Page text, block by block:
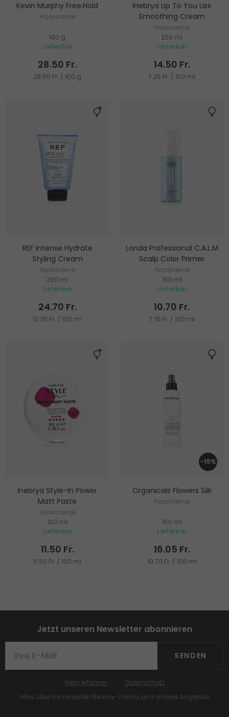
Kevin Murphy Free.Hold
Haarcreme
100 g
Lieferbar
28.50 Fr.
28.50 Fr. / 100 g
Inebrya Up To You Liss
Smoothing Cream
Haarcreme
200 ml
Lieferbar
14.50 Fr.
7.25 Fr. / 100 ml
REF Intense Hydrate
Styling Cream
Haarcreme
200 ml
Lieferbar
24.70 Fr.
12.35 Fr. / 100 ml
Londa Professional C.A.L.M
Scalp Color Primer
Haarcreme
150 ml
Lieferbar
10.70 Fr.
7.15 Fr. / 100 ml
Inebrya Style-In Power
Matt Paste
Haarcreme
100 ml
Lieferbar
11.50 Fr.
11.50 Fr. / 100 ml
-15%
Organicals Flowers Silk
Haarcreme
150 ml
Lieferbar
16.05 Fr.
10.70 Fr. / 100 ml
Jetzt unseren Newsletter abonnieren
SENDEN
Alles über die neuesten Beauty-Trends und andere Angebote
Mehr erfahren Datenschutz